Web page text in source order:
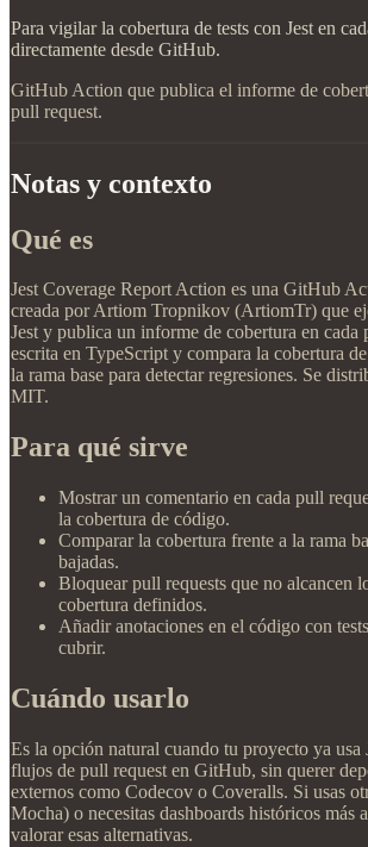
Para vigilar la cobertura de tests con Jest en
directamente desde GitHub.
GitHub Action que publica el informe de
pull request.
Notas y contexto
Qué es
Jest Coverage Report Action es una GitHub
creada por Artiom Tropnikov (ArtiomTr) que
Jest y publica un informe de cobertura en cada
escrita en TypeScript y compara la cobertura
la rama base para detectar regresiones. Se
MIT.
Para qué sirve
Mostrar un comentario en cada pull
la cobertura de código.
Comparar la cobertura frente a la rama
bajadas.
Bloquear pull requests que no alcancen
cobertura definidos.
Añadir anotaciones en el código con
cubrir.
Cuándo usarlo
Es la opción natural cuando tu proyecto ya usa
flujos de pull request en GitHub, sin querer
externos como Codecov o Coveralls. Si usas
Mocha) o necesitas dashboards históricos más
valorar esas alternativas.